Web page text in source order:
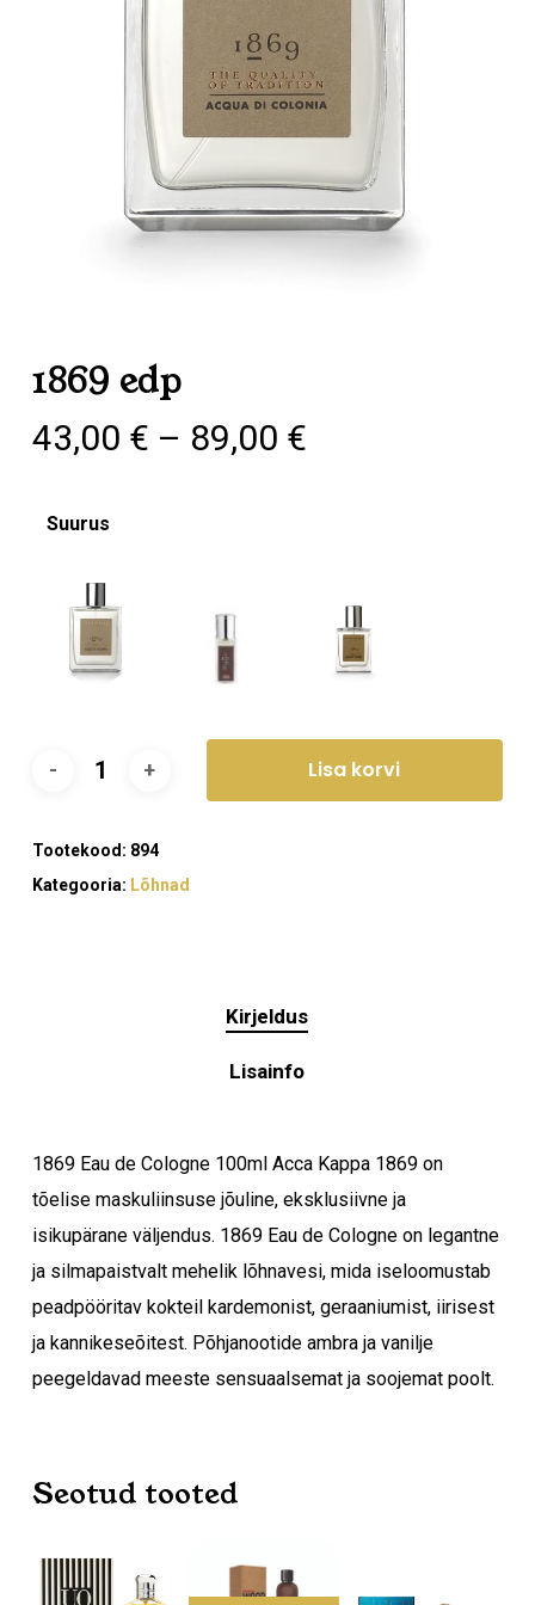
Ostukorvis ei ole tooteid.
1869 edp
43,00 € – 89,00 €
Suurus
Lisa korvi
Tootekood: 894
Kategooria: Lõhnad
Kirjeldus
Lisainfo
1869 Eau de Cologne 100ml Acca Kappa 1869 on
tõelise maskuliinsuse jõuline, eksklusiivne ja
isikupärane väljendus. 1869 Eau de Cologne on legantne
ja silmapaistvalt mehelik lõhnavesi, mida iseloomustab
peadpööritav kokteil kardemonist, geraaniumist, iirisest
ja kannikeseõitest. Põhjanootide ambra ja vanilje
peegeldavad meeste sensuaalsemat ja soojemat poolt.
Seotud tooted